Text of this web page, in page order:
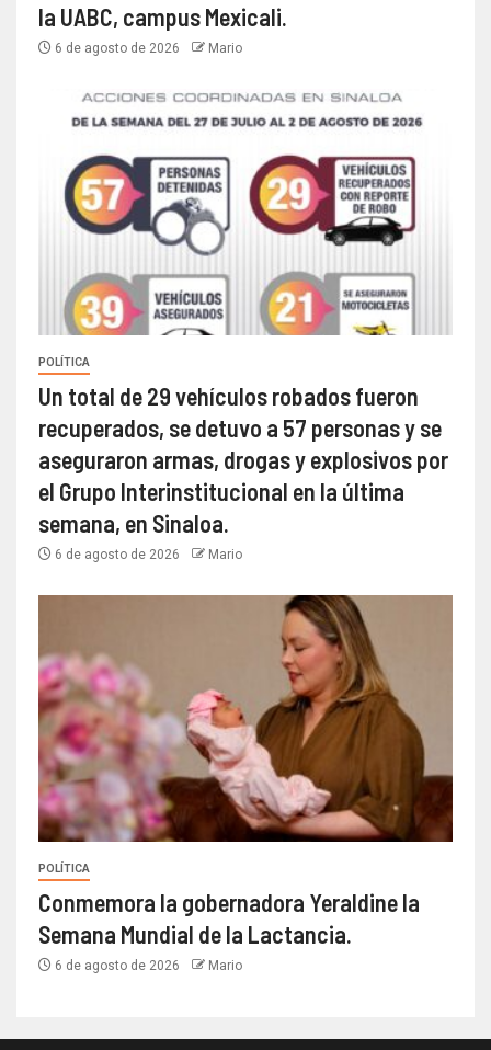
la UABC, campus Mexicali.
6 de agosto de 2026 Mario
POLÍTICA
Un total de 29 vehículos robados fueron
recuperados, se detuvo a 57 personas y se
aseguraron armas, drogas y explosivos por
el Grupo Interinstitucional en la última
semana, en Sinaloa.
6 de agosto de 2026 Mario
POLÍTICA
Conmemora la gobernadora Yeraldine la
Semana Mundial de la Lactancia.
6 de agosto de 2026 Mario